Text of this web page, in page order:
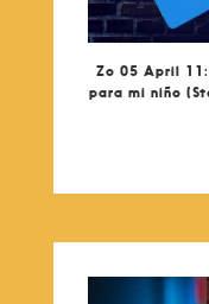
Zo 05 April
para mi niño